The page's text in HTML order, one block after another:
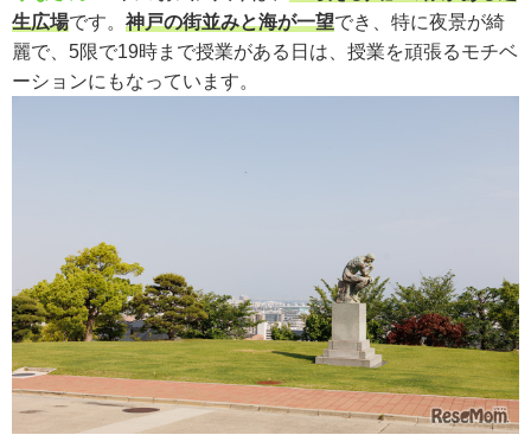
生広場です。 神戸の街並みと海が一望でき、特に夜景が綺
麗で、5限で19時まで授業がある日は、授業を頑張るモチベ
ーションにもなっています。